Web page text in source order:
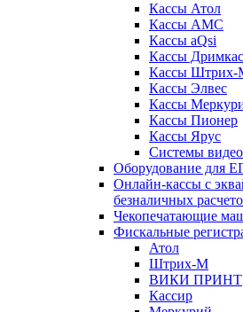
Кассы Атол
Кассы АМС
Кассы aQsi
Кассы Дримкас
Кассы
Кассы Элвес
Кассы
Кассы Пионер
Кассы Ярус
Системы
Оборудование для
Онлайн-кассы с
безналичных
Чекопечатающие
Фискальные
Атол
Штрих-М
ВИКИ ПРИНТ
Кассир